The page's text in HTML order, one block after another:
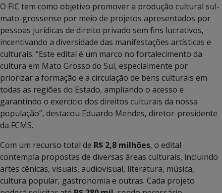
O FIC tem como objetivo promover a produção cultural sul-
mato-grossense por meio de projetos apresentados por
pessoas jurídicas de direito privado sem fins lucrativos,
incentivando a diversidade das manifestações artísticas e
culturais. “Este edital é um marco no fortalecimento da
cultura em Mato Grosso do Sul, especialmente por
priorizar a formação e a circulação de bens culturais em
todas as regiões do Estado, ampliando o acesso e
garantindo o exercício dos direitos culturais da nossa
população”, destacou Eduardo Mendes, diretor-presidente
da FCMS.
Com um recurso total de R$ 2,8 milhões, o edital
contempla propostas de diversas áreas culturais, incluindo
artes cênicas, visuais, audiovisual, literatura, música,
cultura popular, gastronomia e outras. Cada projeto